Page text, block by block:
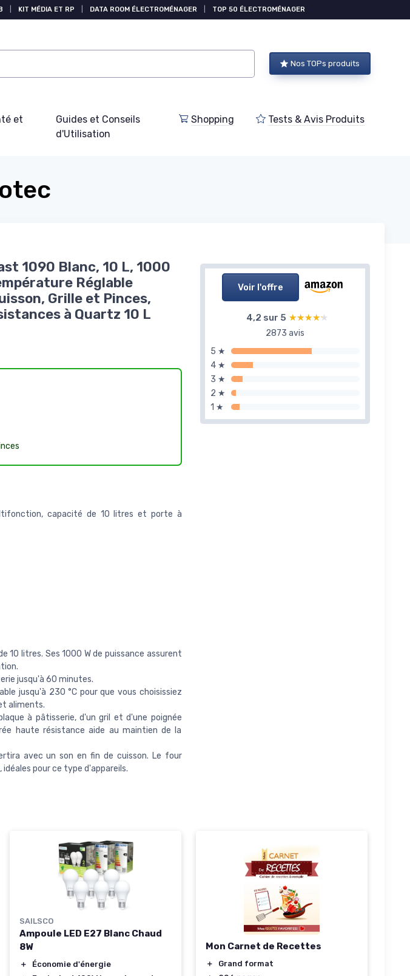
KIT MÉDIA ET RP DATA ROOM ÉLECTROMÉNAGER TOP 50 ÉLECTROMÉNAGER
Nos TOPs produits
et
Guides et Conseils
d'Utilisation
Shopping Tests & Avis Produits
Voir l'offre
4,2 sur 5 ★★★★★
★★★★★
2873 avis
5 ★
4 ★
3 ★
2 ★
1 ★
1090 Blanc, 10 L, 1000
Réglable
Grille et Pinces,
à Quartz 10 L
capacité de 10 litres et porte à
10 litres. Ses 1000 W de puissance assurent
jusqu'à 60 minutes.
jusqu'à 230 °C pour que vous choisissiez
aliments.
à pâtisserie, d'un gril et d'une poignée
haute résistance aide au maintien de la
avec un son en fin de cuisson. Le four
pour ce type d'appareils.
SAILSCO
Ampoule LED E27 Blanc Chaud
8W
＋
Économie d'énergie
Mon Carnet de Recettes
＋
Grand format